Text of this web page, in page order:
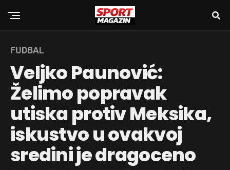
FUDBAL
Veljko Paunović:
Želimo popravak
utiska protiv Meksika,
iskustvo u ovakvoj
sredini je dragoceno